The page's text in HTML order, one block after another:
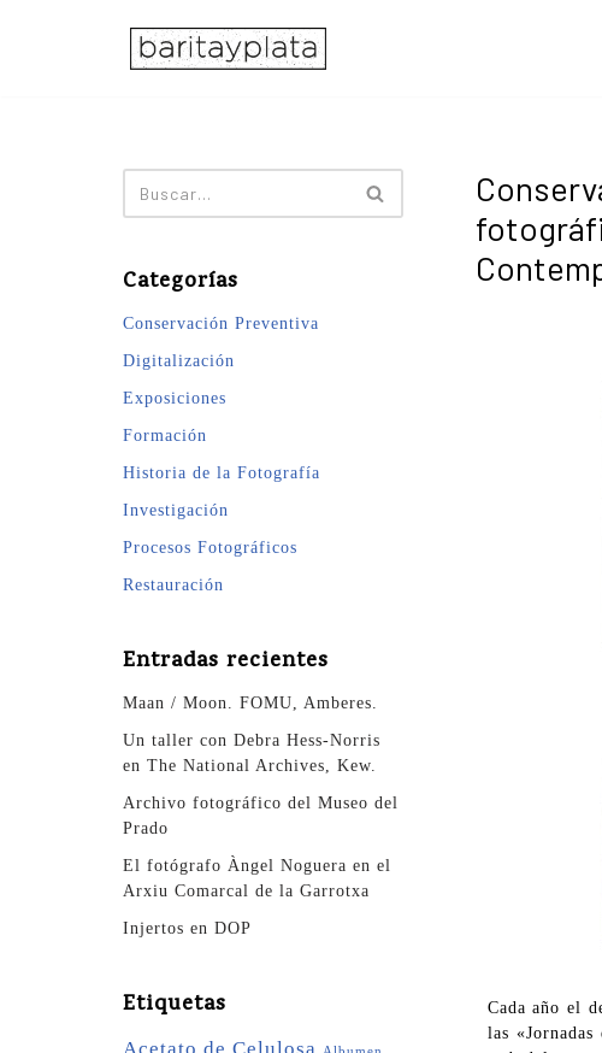
Categorías
Conservación Preventiva
Digitalización
Exposiciones
Formación
Historia de la Fotografía
Investigación
Procesos Fotográficos
Restauración
Entradas recientes
Maan / Moon. FOMU, Amberes.
Un taller con Debra Hess-Norris
en The National Archives, Kew.
Archivo fotográfico del Museo del
Prado
El fotógrafo Àngel Noguera en el
Arxiu Comarcal de la Garrotxa
Injertos en DOP
Etiquetas
Cada año el
las